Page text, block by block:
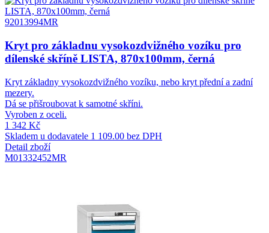
92013994MR
Kryt pro základnu vysokozdvižného vozíku pro
dílenské skříně LISTA, 870x100mm, černá
Kryt základny vysokozdvižného vozíku, nebo kryt přední a zadní
mezery.
Dá se přišroubovat k samotné skříni.
Vyroben z oceli.
1 342 Kč
Skladem u dodavatele 1 109.00 bez DPH
Detail zboží
M01332452MR